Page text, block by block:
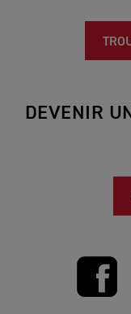
DEVENIR